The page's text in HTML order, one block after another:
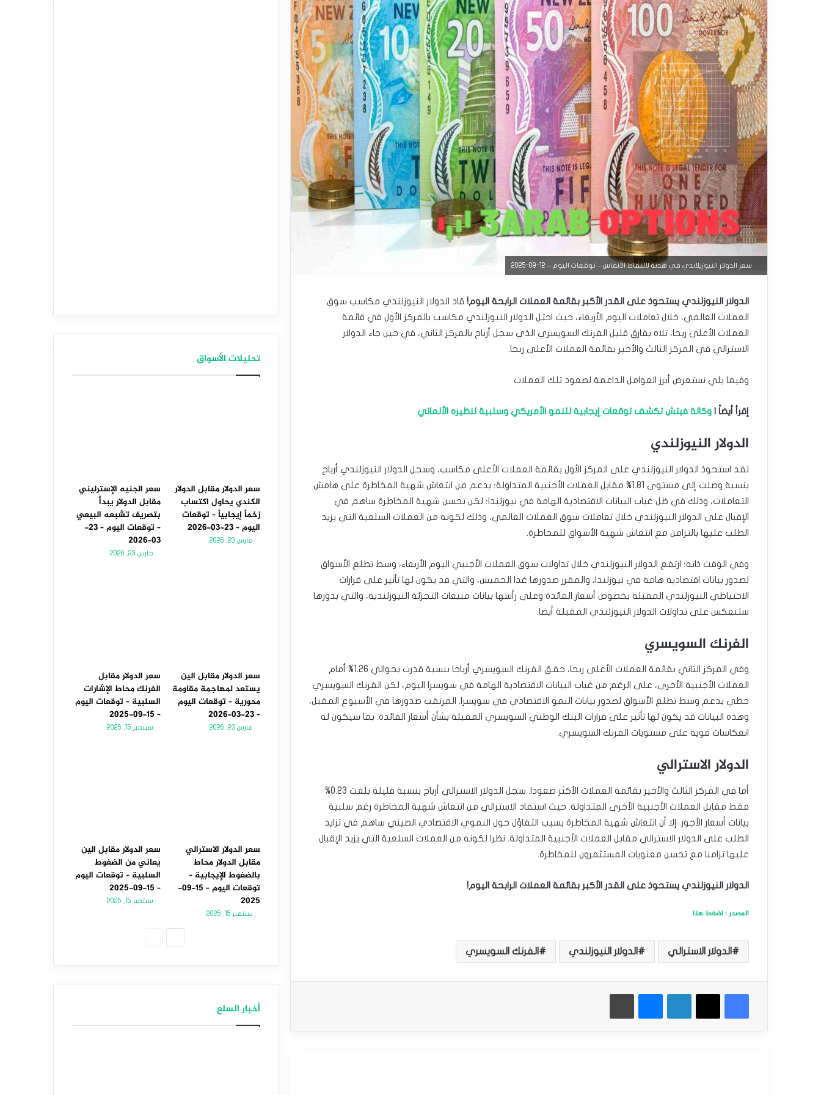
سعر الدولار النيوزيلاندي في هدنة لالتقاط الأنفاس – توقعات اليوم – 12-09-2025
الدولار النيوزلندي يستحوذ على القدر الأكبر بقائمة العملات الرابحة اليوم! قاد الدولار النيوزلندي مكاسب سوق
العملات العالمي، خلال تعاملات اليوم الأربعاء، حيث احتل الدولار النيوزلندي مكاسب بالمركز الأول في قائمة
العملات الأعلى ربحا، تلاه بفارق قليل الفرنك السويسري الذي سجل أرباح بالمركز الثاني، في حين جاء الدولار
الاسترالي في المركز الثالث والأخير بقائمة العملات الأعلى ربحا.
وفيما يلي نستعرض أبرز العوامل الداعمة لصعود تلك العملات
إقرأ أيضاً | وكالة فيتش تكشف توقعات إيجابية للنمو الأمريكي وسلبية لنظيره الألماني
الدولار النيوزلندي
لقد استحوذ الدولار النيوزلندي على المركز الأول بقائمة العملات الأعلى مكاسب، وسجل الدولار النيوزلندي أرباح
بنسبة وصلت إلى مستوى 1.81% مقابل العملات الأجنبية المتداولة؛ بدعم من انتعاش شهية المخاطرة على هامش
التعاملات، وذلك في ظل غياب البيانات الاقتصادية الهامة في نيوزلندا؛ لكن تحسن شهية المخاطرة ساهم في
الإقبال على الدولار النيوزلندي خلال تعاملات سوق العملات العالمي، وذلك لكونه من العملات السلعية التي يزيد
الطلب عليها بالتزامن مع انتعاش شهية الأسواق للمخاطرة.
وفي الوقت ذاته؛ ارتفع الدولار النيوزلندي خلال تداولات سوق العملات الأجنبي اليوم الأربعاء، وسط تطلع الأسواق
لصدور بيانات اقتصادية هامة في نيوزلندا، والمقرر صدورها غدا الخميس، والتي قد يكون لها تأثير على قرارات
الاحتياطي النيوزلندي المقبلة بخصوص أسعار الفائدة وعلى رأسها بيانات مبيعات التجزئة النيوزلندية، والتي بدورها
ستنعكس على تداولات الدولار النيوزلندي المقبلة أيضا.
الفرنك السويسري
وفي المركز الثاني بقائمة العملات الأعلى ربحا، حقق الفرنك السويسري أرباحا بنسبة قدرت بحوالي 1.26% أمام
العملات الأجنبية الأخرى، على الرغم من غياب البيانات الاقتصادية الهامة في سويسرا اليوم، لكن الفرنك السويسري
حظي بدعم وسط تطلع الأسواق لصدور بيانات النمو الاقتصادي في سويسرا. المرتقب صدورها في الأسبوع المقبل،
وهذه البيانات قد يكون لها تأثير على قرارات البنك الوطني السويسري المقبلة بشأن أسعار الفائدة. بما سيكون له
انعكاسات قوية على مستويات الفرنك السويسري.
الدولار الاسترالي
أما في المركز الثالث والأخير بقائمة العملات الأكثر صعودا. سجل الدولار الاسترالي أرباح بنسبة قليلة بلغت 0.23%
فقط مقابل العملات الأجنبية الأخرى المتداولة. حيث استفاد الاسترالي من انتعاش شهية المخاطرة رغم سلبية
بيانات أسعار الأجور. إلا أن انتعاش شهية المخاطرة بسبب التفاؤل حول النموي الاقتصادي الصيني ساهم في تزايد
الطلب على الدولار الاسترالي مقابل العملات الأجنبية المتداولة. نظرا لكونه من العملات السلعية التي يزيد الإقبال
عليها تزامنا مع تحسن معنويات المستثمرون للمخاطرة.
الدولار النيوزلندي يستحوذ على القدر الأكبر بقائمة العملات الرابحة اليوم!
المصدر : اضغط هنا
الدولار الاسترالي الدولار النيوزلندي الفرنك السويسري
فيسبوك
‫X لينكدإن ماسنجر طباعة
تعافيه – توقعات اليوم – 05-09-2025
تحليلات الأسواق
سعر الدولار مقابل الدولار
الكندي يحاول اكتساب
زخماً إيجابياً – توقعات
اليوم – 23-03-2026
مارس 23, 2026
سعر الجنيه الإسترليني
مقابل الدولار يبدأ
بتصريف تشبعه البيعي
– توقعات اليوم – 23-
03-2026
مارس 23, 2026
سعر الدولار مقابل الين
يستعد لمهاجمة مقاومة
محورية – توقعات اليوم
– 23-03-2026
مارس 23, 2026
سعر الدولار مقابل
الفرنك محاط الإشارات
السلبية – توقعات اليوم
– 15-09-2025
سبتمبر 15, 2025
سعر الدولار الاسترالي
مقابل الدولار محاط
بالضغوط الإيجابية –
توقعات اليوم – 15-09-
2025
سبتمبر 15, 2025
سعر الدولار مقابل الين
يعاني من الضغوط
السلبية – توقعات اليوم
– 15-09-2025
سبتمبر 15, 2025
أخبار السلع